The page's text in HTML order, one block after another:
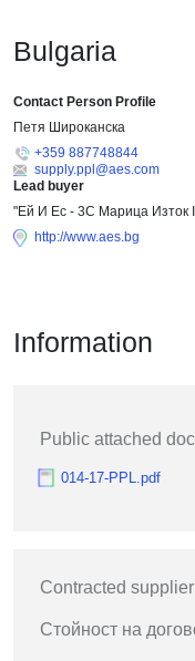
Bulgaria
Contact Person Profile
Петя Широканска
+359 887748844
supply.ppl@aes.com
Lead buyer
"Ей И Ес - 3С Марица Изток
http://www.aes.bg
Information
Public attached
014-17-PPL.pdf
Contracted
Стойност на